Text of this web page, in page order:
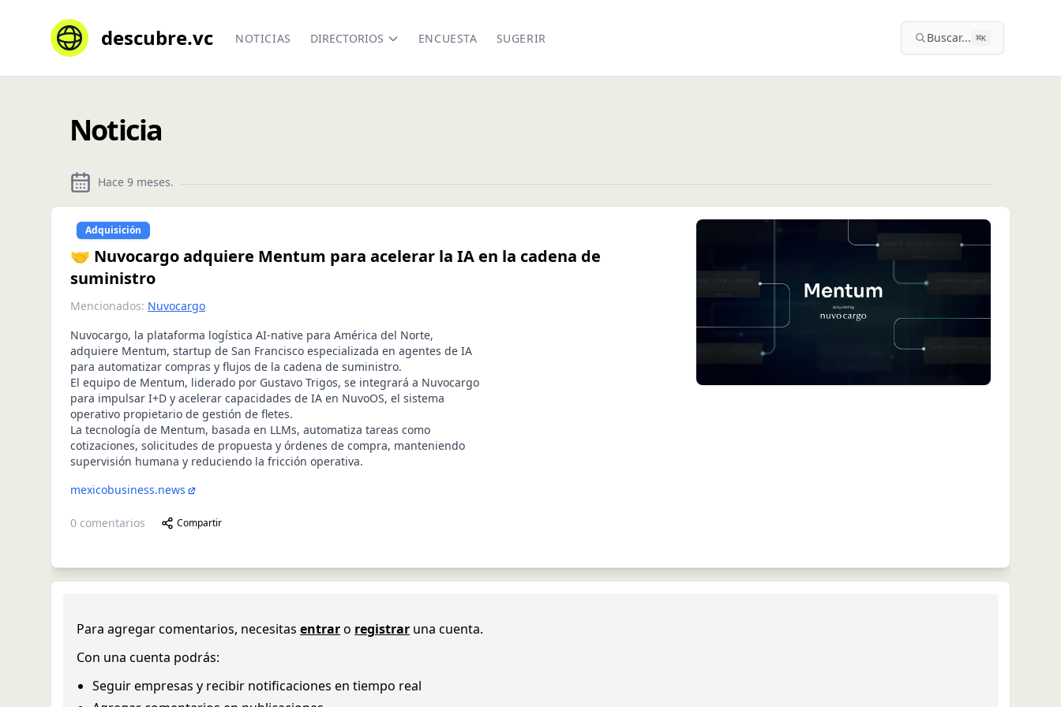
descubre.vc NOTICIAS DIRECTORIOS ENCUESTA SUGERIR Buscar... ⌘K
Noticia
Hace 9 meses.
Adquisición
🤝 Nuvocargo adquiere Mentum para acelerar la IA en la cadena de
suministro
Mencionados: Nuvocargo
Nuvocargo, la plataforma logística AI-native para América del Norte,
adquiere Mentum, startup de San Francisco especializada en agentes de IA
para automatizar compras y flujos de la cadena de suministro.
El equipo de Mentum, liderado por Gustavo Trigos, se integrará a Nuvocargo
para impulsar I+D y acelerar capacidades de IA en NuvoOS, el sistema
operativo propietario de gestión de fletes.
La tecnología de Mentum, basada en LLMs, automatiza tareas como
cotizaciones, solicitudes de propuesta y órdenes de compra, manteniendo
supervisión humana y reduciendo la fricción operativa.
mexicobusiness.news
0 comentarios Compartir
Para agregar comentarios, necesitas entraro registrar una cuenta.
Con una cuenta podrás:
Seguir empresas y recibir notificaciones en tiempo real